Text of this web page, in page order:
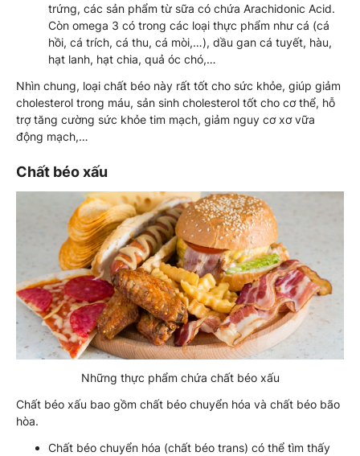
trứng, các sản phẩm từ sữa có chứa Arachidonic Acid.
Còn omega 3 có trong các loại thực phẩm như cá (cá
hồi, cá trích, cá thu, cá mòi,…), dầu gan cá tuyết, hàu,
hạt lanh, hạt chia, quả óc chó,…
Nhìn chung, loại chất béo này rất tốt cho sức khỏe, giúp giảm
cholesterol trong máu, sản sinh cholesterol tốt cho cơ thể, hỗ
trợ tăng cường sức khỏe tim mạch, giảm nguy cơ xơ vữa
động mạch,…
Chất béo xấu
Những thực phẩm chứa chất béo xấu
Chất béo xấu bao gồm chất béo chuyển hóa và chất béo bão
hòa.
Chất béo chuyển hóa (chất béo trans) có thể tìm thấy